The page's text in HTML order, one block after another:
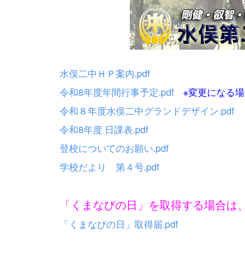
水俣二中ＨＰ案内.pdf
令和8年度年間行事予定.pdf ※変更になる場
令和８年度水俣二中グランドデザイン.pdf
令和8年度 日課表.pdf
登校についてのお願い.pdf
学校だより 第４号.pdf
「くまなびの日」を取得する場合は
「くまなびの日」取得届.pdf